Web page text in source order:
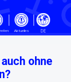
Inhalt gehen
Aktuelles DE
ohne